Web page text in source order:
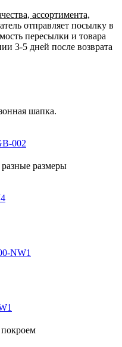
ассортимента,
отправляет посылку в
пересылки и товара
3-5 дней после возврата
шапка.
002
размеры
NW1